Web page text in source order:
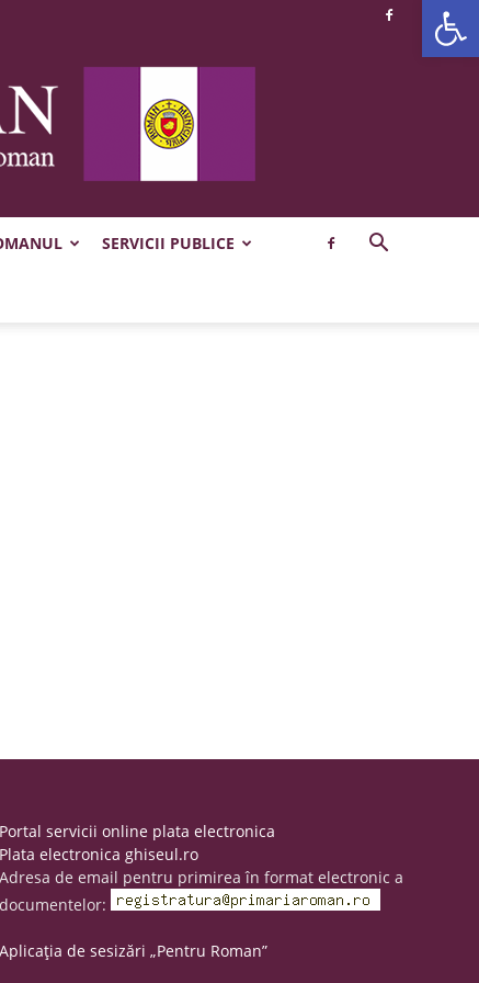
SERVICII PUBLICE
Portal servicii online plata electronica
Plata electronica ghiseul.ro
Adresa de email pentru primirea în format electronic a
documentelor:
Aplicația de sesizări „Pentru Roman”